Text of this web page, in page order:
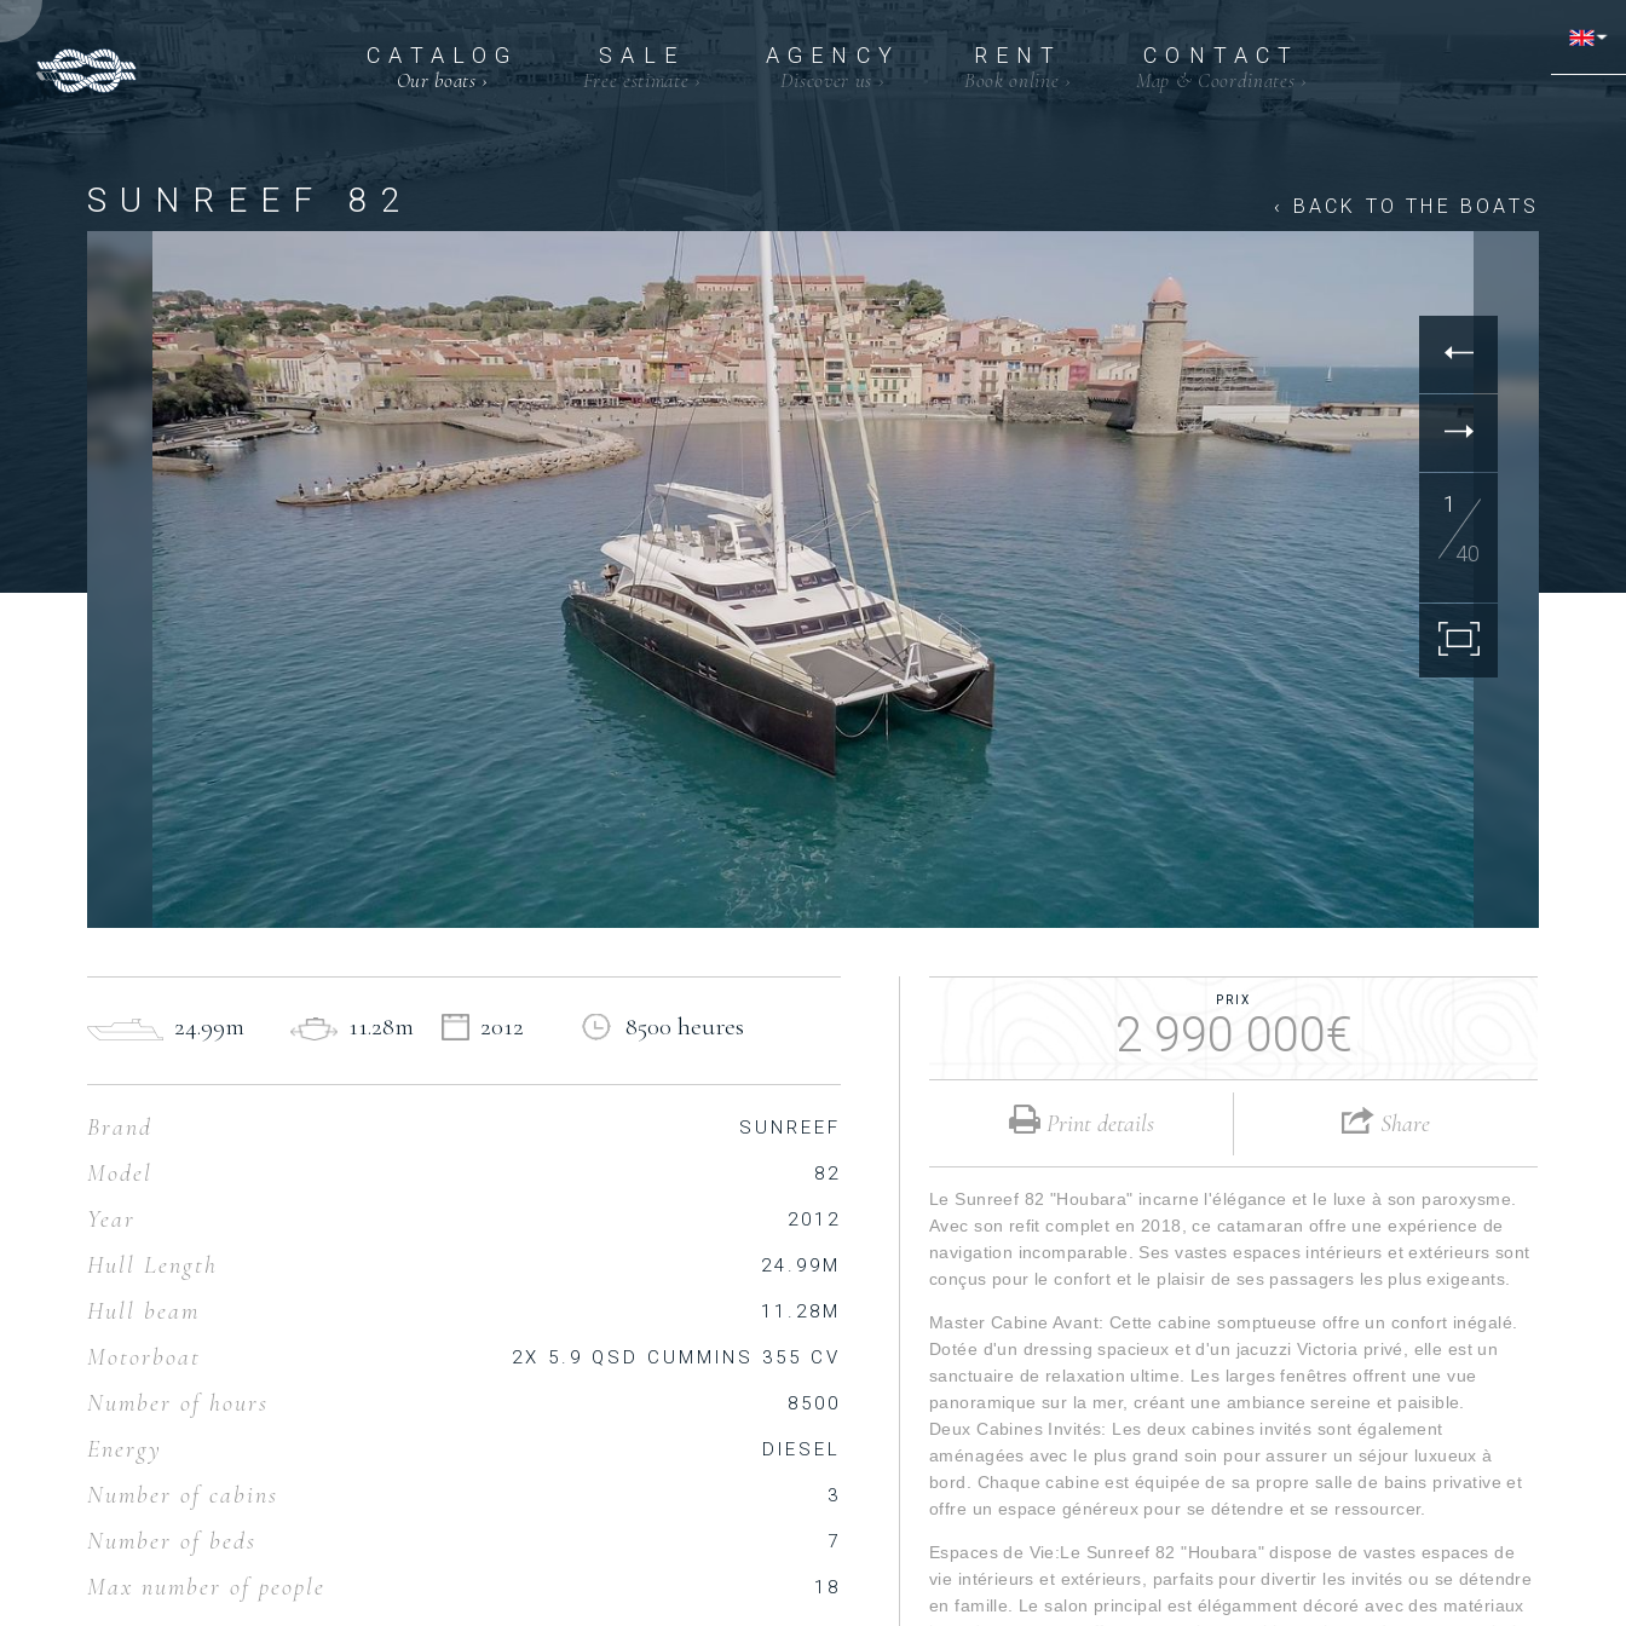
CATALOG
Our boats›
SALE
Free estimate›
AGENCY
Discover us ›
RENT
Book online ›
CONTACT
Map & Coordinates ›
SUNREEF 82 ‹ BACK TO THE BOATS
1
40
24.99m 11.28m 2012 8500 heures
Brand SUNREEF
Model 82
Year 2012
Hull Length 24.99M
Hull beam 11.28M
Motorboat 2X 5.9 QSD CUMMINS 355 CV
Number of hours 8500
Energy DIESEL
Number of cabins 3
Number of beds 7
Max number of people 18
PRIX
2 990 000€
Print details Share
Le Sunreef 82 "Houbara" incarne l'élégance et le luxe à son paroxysme.
Avec son refit complet en 2018, ce catamaran offre une expérience de
navigation incomparable. Ses vastes espaces intérieurs et extérieurs sont
conçus pour le confort et le plaisir de ses passagers les plus exigeants.
Master Cabine Avant: Cette cabine somptueuse offre un confort inégalé.
Dotée d'un dressing spacieux et d'un jacuzzi Victoria privé, elle est un
sanctuaire de relaxation ultime. Les larges fenêtres offrent une vue
panoramique sur la mer, créant une ambiance sereine et paisible.
Deux Cabines Invités: Les deux cabines invités sont également
aménagées avec le plus grand soin pour assurer un séjour luxueux à
bord. Chaque cabine est équipée de sa propre salle de bains privative et
offre un espace généreux pour se détendre et se ressourcer.
Espaces de Vie:Le Sunreef 82 "Houbara" dispose de vastes espaces de
vie intérieurs et extérieurs, parfaits pour divertir les invités ou se détendre
en famille. Le salon principal est élégamment décoré avec des matériaux